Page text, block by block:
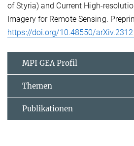
of Styria) and Current High-
Imagery for Remote Sensing.
https://doi.org/10.48550/
MPI GEA Profil
Themen
Publikationen